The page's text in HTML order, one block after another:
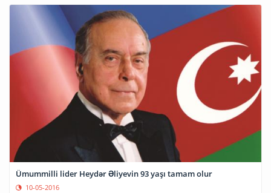
Ümummilli lider Heydər Əliyevin 93 yaşı tamam olur
10-05-2016